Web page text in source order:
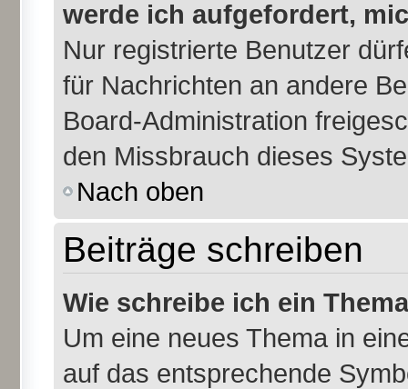
werde ich aufgefordert,
Nur registrierte Benutzer
für Nachrichten an andere
Board-Administration
den Missbrauch dieses
Nach oben
Beiträge schreiben
Wie schreibe ich ein
Um eine neues Thema in
auf das entsprechende